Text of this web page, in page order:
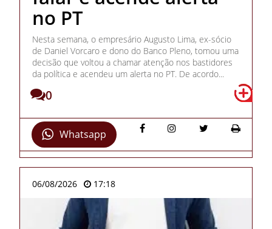
no PT
Nesta semana, o empresário Augusto Lima, ex-sócio
de Daniel Vorcaro e dono do Banco Pleno, tomou uma
decisão que voltou a chamar atenção nos bastidores
da política e acendeu um alerta no PT. De acordo...
0
Whatsapp
06/08/2026 17:18